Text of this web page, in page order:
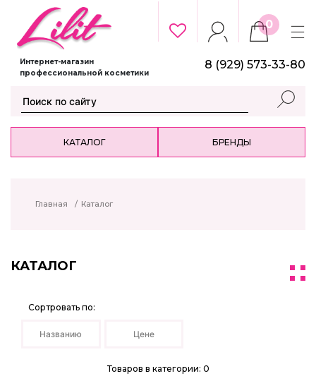
Интернет-магазин
профессиональной косметики
0
8 (929) 573-33-80
КАТАЛОГ БРЕНДЫ
Главная / Каталог
КАТАЛОГ
Сортровать по:
Названию Цене
Товаров в категории: 0